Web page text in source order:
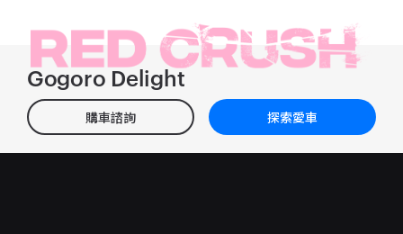
Gogoro Delight
購車諮詢 探索愛車